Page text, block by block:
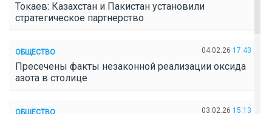
Токаев: Казахстан и Пакистан установили
стратегическое партнерство
ОБЩЕСТВО 04.02.26 17:43
Пресечены факты незаконной реализации оксида
азота в столице
ОБЩЕСТВО 03.02.26 15:13